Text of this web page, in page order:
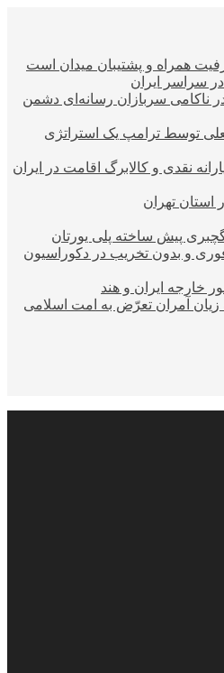
همراه و پشتیبان میدان است
سراسر ایران
ناکامی سربازان رسانه‌ای دشمن
توسط ترامپ یک استراتژی
نقدی و کالابرگ اقامت در ایران
استان تهران
گچبری پیش ساخته پلی یورتان
و بدون تخریب در دکوراسیون
خارجه ایران و هند
زیان آمران تعرّض به امت اسلامی